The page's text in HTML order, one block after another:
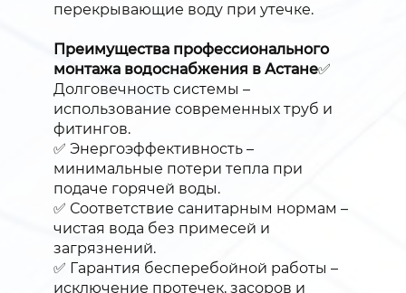
перекрывающие воду при утечке.
Преимущества профессионального
монтажа водоснабжения в Астане✅
Долговечность системы –
использование современных труб и
фитингов.
✅ Энергоэффективность –
минимальные потери тепла при
подаче горячей воды.
✅ Соответствие санитарным нормам –
чистая вода без примесей и
загрязнений.
✅ Гарантия бесперебойной работы –
исключение протечек, засоров и